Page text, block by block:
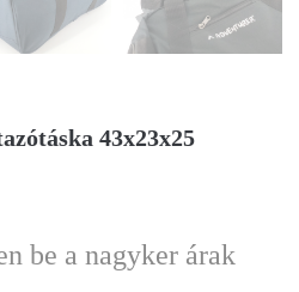
43x23x25
be a nagyker árak